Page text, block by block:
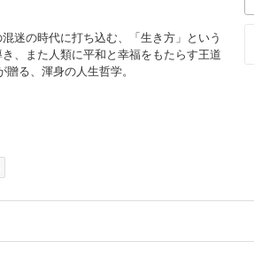
迷の時代に打ち込む、「生き方」という
、また人類に平和と幸福をもたらす王道
る、渾身の人生哲学。